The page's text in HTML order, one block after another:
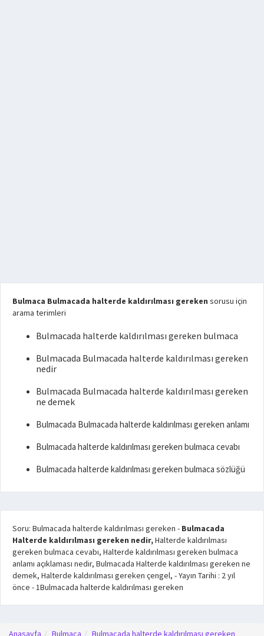
Bulmaca Bulmacada halterde kaldırılması gereken sorusu için
arama terimleri
Bulmacada halterde kaldırılması gereken bulmaca
Bulmacada Bulmacada halterde kaldırılması gereken
nedir
Bulmacada Bulmacada halterde kaldırılması gereken
ne demek
Bulmacada Bulmacada halterde kaldırılması gereken anlamı
Bulmacada halterde kaldırılması gereken bulmaca cevabı
Bulmacada halterde kaldırılması gereken bulmaca sözlüğü
Soru: Bulmacada halterde kaldırılması gereken - Bulmacada
Halterde kaldırılması gereken nedir,Halterde kaldırılması
gereken bulmaca cevabı, Halterde kaldırılması gereken bulmaca
anlamı açıklaması nedir, Bulmacada Halterde kaldırılması gereken ne
demek, Halterde kaldırılması gereken çengel, - Yayın Tarihi : 2 yıl
önce -1Bulmacada halterde kaldırılması gereken
Anasayfa Bulmaca Bulmacada halterde kaldırılması gereken